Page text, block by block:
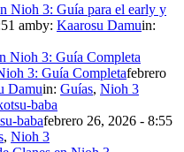
Nioh 3: Guía para el early y
amby: Kaarosu Damuin:
3: Guía Completafebrero
Damuin: Guías, Nioh 3
babafebrero 26, 2026 - 8:55
, Nioh 3